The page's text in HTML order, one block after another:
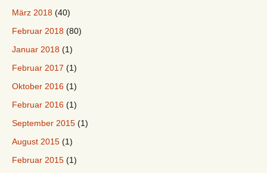
März 2018 (40)
Februar 2018 (80)
Januar 2018 (1)
Februar 2017 (1)
Oktober 2016 (1)
Februar 2016 (1)
September 2015 (1)
August 2015 (1)
Februar 2015 (1)